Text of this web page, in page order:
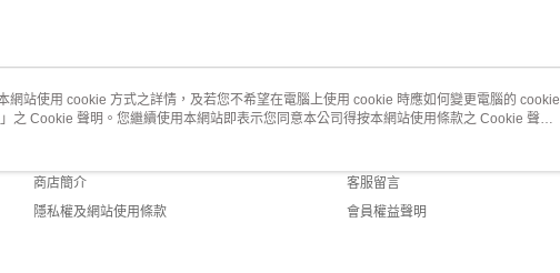
關於我們
商店簡介
隱私權及網站使用條款
客服資訊
客服留言
會員權益聲明
網站使用 cookie 方式之詳情，及若您不希望在電腦上使用 cookie 時應如何變更電腦的 cookie
」之 Cookie 聲明。您繼續使用本網站即表示您同意本公司得按本網站使用條款之 Cookie 聲明